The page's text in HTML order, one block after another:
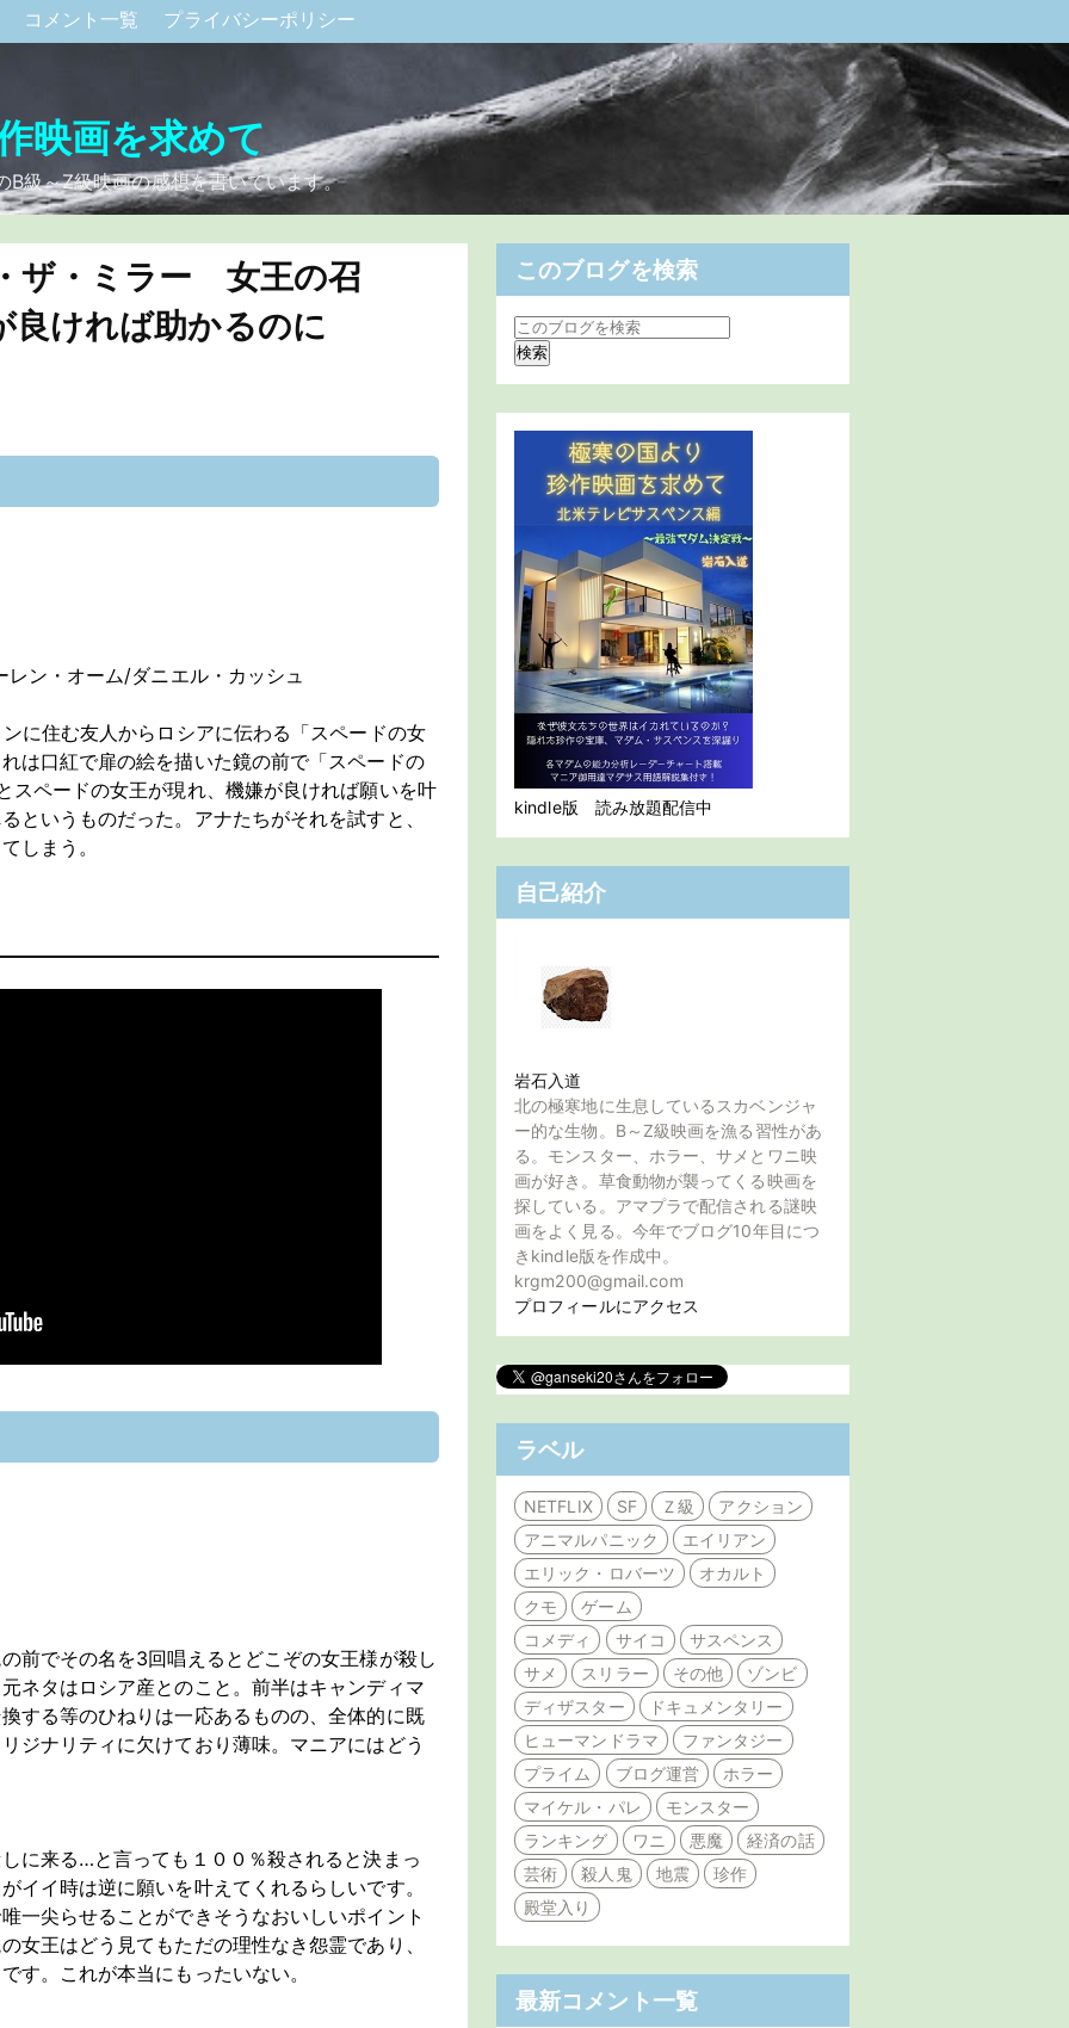
コメント一覧 プライバシーポリシー
映画を求めて
級～Z級映画の感想を書いています。
ザ・ミラー 女王の召
ければ助かるのに
ン・オーム/ダニエル・カッシュ
に住む友人からロシアに伝わる「スペードの女
は口紅で扉の絵を描いた鏡の前で「スペードの
スペードの女王が現れ、機嫌が良ければ願いを叶
というものだった。アナたちがそれを試すと、
しまう。
前でその名を3回唱えるとどこぞの女王様が殺し
ネタはロシア産とのこと。前半はキャンディマ
する等のひねりは一応あるものの、全体的に既
ジナリティに欠けており薄味。マニアにはどう
に来る…と言っても１００％殺されると決まっ
イイ時は逆に願いを叶えてくれるらしいです。
一尖らせることができそうなおいしいポイント
女王はどう見てもただの理性なき怨霊であり、
す。これが本当にもったいない。
このブログを検索
kindle版 読み放題配信中
自己紹介
岩石入道
北の極寒地に生息しているスカベンジャ
ー的な生物。B～Z級映画を漁る習性があ
る。モンスター、ホラー、サメとワニ映
画が好き。草食動物が襲ってくる映画を
探している。アマプラで配信される謎映
画をよく見る。今年でブログ10年目につ
きkindle版を作成中。
krgm200@gmail.com
プロフィールにアクセス
ラベル
NETFLIX SF Ｚ級
アクション
アニマルパニック
エイリアン
エリック・ロバーツ
オカルト
クモ
ゲーム
コメディ
サイコ
サスペンス
サメ
スリラー その他
ゾンビ
ディザスター
ドキュメンタリー
ヒューマンドラマ
ファンタジー
プライム
ブログ運営
ホラー
マイケル・パレ
モンスター
ランキング
ワニ 悪魔
経済の話
芸術
殺人鬼 地震
珍作
殿堂入り
最新コメント一覧